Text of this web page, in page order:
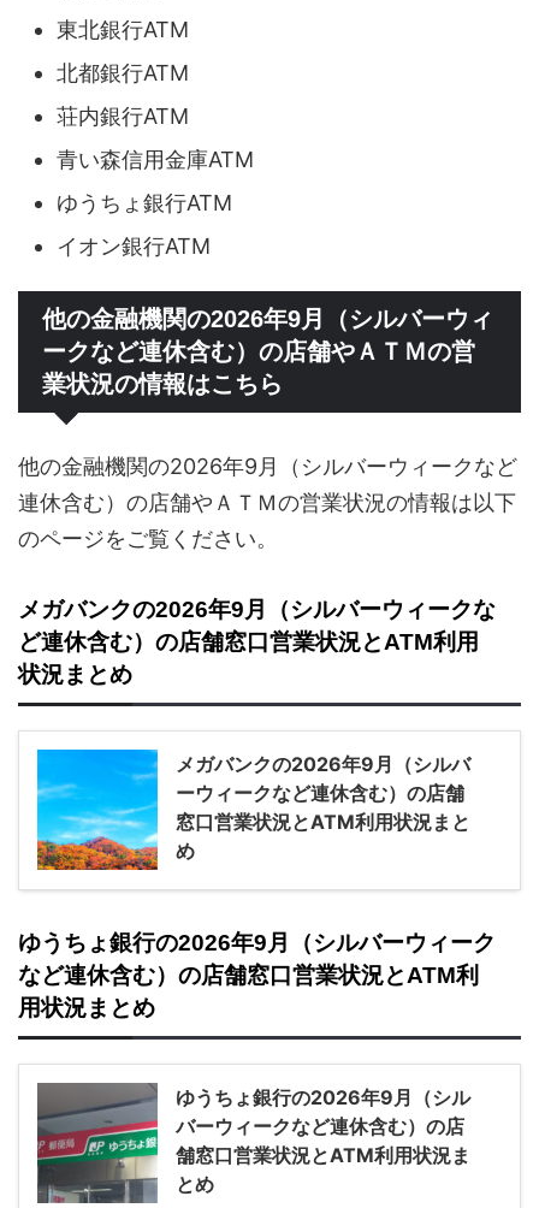
東北銀行ATM
北都銀行ATM
荘内銀行ATM
青い森信用金庫ATM
ゆうちょ銀行ATM
イオン銀行ATM
他の金融機関の2026年9月（シルバーウィ
ークなど連休含む）の店舗やＡＴＭの営
業状況の情報はこちら
他の金融機関の2026年9月（シルバーウィークなど
連休含む）の店舗やＡＴＭの営業状況の情報は以下
のページをご覧ください。
メガバンクの2026年9月（シルバーウィークな
ど連休含む）の店舗窓口営業状況とATM利用
状況まとめ
メガバンクの2026年9月（シルバ
ーウィークなど連休含む）の店舗
窓口営業状況とATM利用状況まと
め
ゆうちょ銀行の2026年9月（シルバーウィーク
など連休含む）の店舗窓口営業状況とATM利
用状況まとめ
ゆうちょ銀行の2026年9月（シル
バーウィークなど連休含む）の店
舗窓口営業状況とATM利用状況ま
とめ